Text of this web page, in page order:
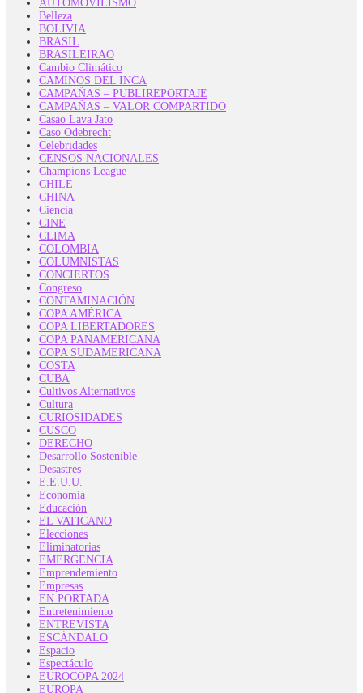
AUTOMOVILISMO
Belleza
BOLIVIA
BRASIL
BRASILEIRAO
Cambio Climático
CAMINOS DEL INCA
CAMPAÑAS – PUBLIREPORTAJE
CAMPAÑAS – VALOR COMPARTIDO
Casao Lava Jato
Caso Odebrecht
Celebridades
CENSOS NACIONALES
Champions League
CHILE
CHINA
Ciencia
CINE
CLIMA
COLOMBIA
COLUMNISTAS
CONCIERTOS
Congreso
CONTAMINACIÓN
COPA AMÉRICA
COPA LIBERTADORES
COPA PANAMERICANA
COPA SUDAMERICANA
COSTA
CUBA
Cultivos Alternativos
Cultura
CURIOSIDADES
CUSCO
DERECHO
Desarrollo Sostenible
Desastres
E.E.U.U.
Economía
Educación
EL VATICANO
Elecciones
Eliminatorias
EMERGENCIA
Emprendemiento
Empresas
EN PORTADA
Entretenimiento
ENTREVISTA
ESCÁNDALO
Espacio
Espectáculo
EUROCOPA 2024
EUROPA